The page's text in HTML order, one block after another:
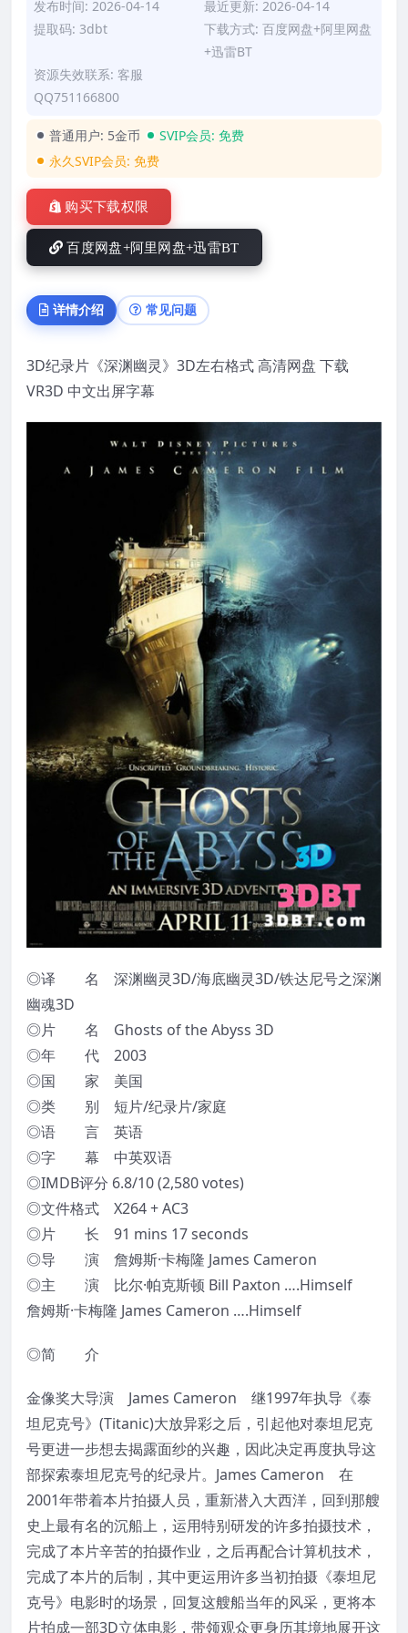
发布时间: 2026-04-14
最近更新: 2026-04-14
提取码: 3dbt
下载方式: 百度网盘+阿里网盘
+迅雷BT
资源失效联系: 客服
QQ751166800
普通用户: 5金币 SVIP会员: 免费
永久SVIP会员: 免费
购买下载权限
百度网盘+阿里网盘+迅雷BT
详情介绍 常见问题
3D纪录片《深渊幽灵》3D左右格式 高清网盘 下载
VR3D 中文出屏字幕
◎译 名 深渊幽灵3D/海底幽灵3D/铁达尼号之深渊
幽魂3D
◎片 名 Ghosts of the Abyss 3D
◎年 代 2003
◎国 家 美国
◎类 别 短片/纪录片/家庭
◎语 言 英语
◎字 幕 中英双语
◎IMDB评分 6.8/10 (2,580 votes)
◎文件格式 X264 + AC3
◎片 长 91 mins 17 seconds
◎导 演 詹姆斯·卡梅隆 James Cameron
◎主 演 比尔·帕克斯顿 Bill Paxton ….Himself
詹姆斯·卡梅隆 James Cameron ….Himself
◎简 介
金像奖大导演 James Cameron 继1997年执导《泰
坦尼克号》(Titanic)大放异彩之后，引起他对泰坦尼克
号更进一步想去揭露面纱的兴趣，因此决定再度执导这
部探索泰坦尼克号的纪录片。James Cameron 在
2001年带着本片拍摄人员，重新潜入大西洋，回到那艘
史上最有名的沉船上，运用特别研发的许多拍摄技术，
完成了本片辛苦的拍摄作业，之后再配合计算机技术，
完成了本片的后制，其中更运用许多当初拍摄《泰坦尼
克号》电影时的场景，回复这艘船当年的风采，更将本
片拍成一部3D立体电影，带领观众更身历其境地展开这